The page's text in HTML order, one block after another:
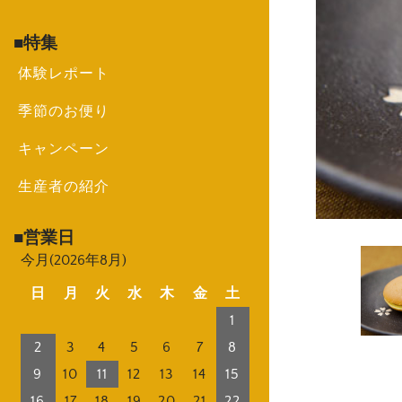
特集
体験レポート
季節のお便り
キャンペーン
生産者の紹介
営業日
今月(2026年8月)
日 月 火 水 木 金
土
1
2
3 4 5 6 7
8
9
10 11 12 13 14
15